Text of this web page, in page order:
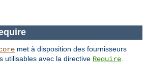
met à disposition des fournisseurs
utilisables avec la directive Require